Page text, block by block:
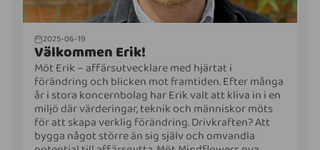
2025-06-19
Välkommen Erik!
Möt Erik – affärsutvecklare med hjärtat i
förändring och blicken mot framtiden. Efter många
år i stora koncernbolag har Erik valt att kliva in i en
miljö där värderingar, teknik och människor möts
för att skapa verklig förändring. Drivkraften? Att
bygga något större än sig själv och omvandla